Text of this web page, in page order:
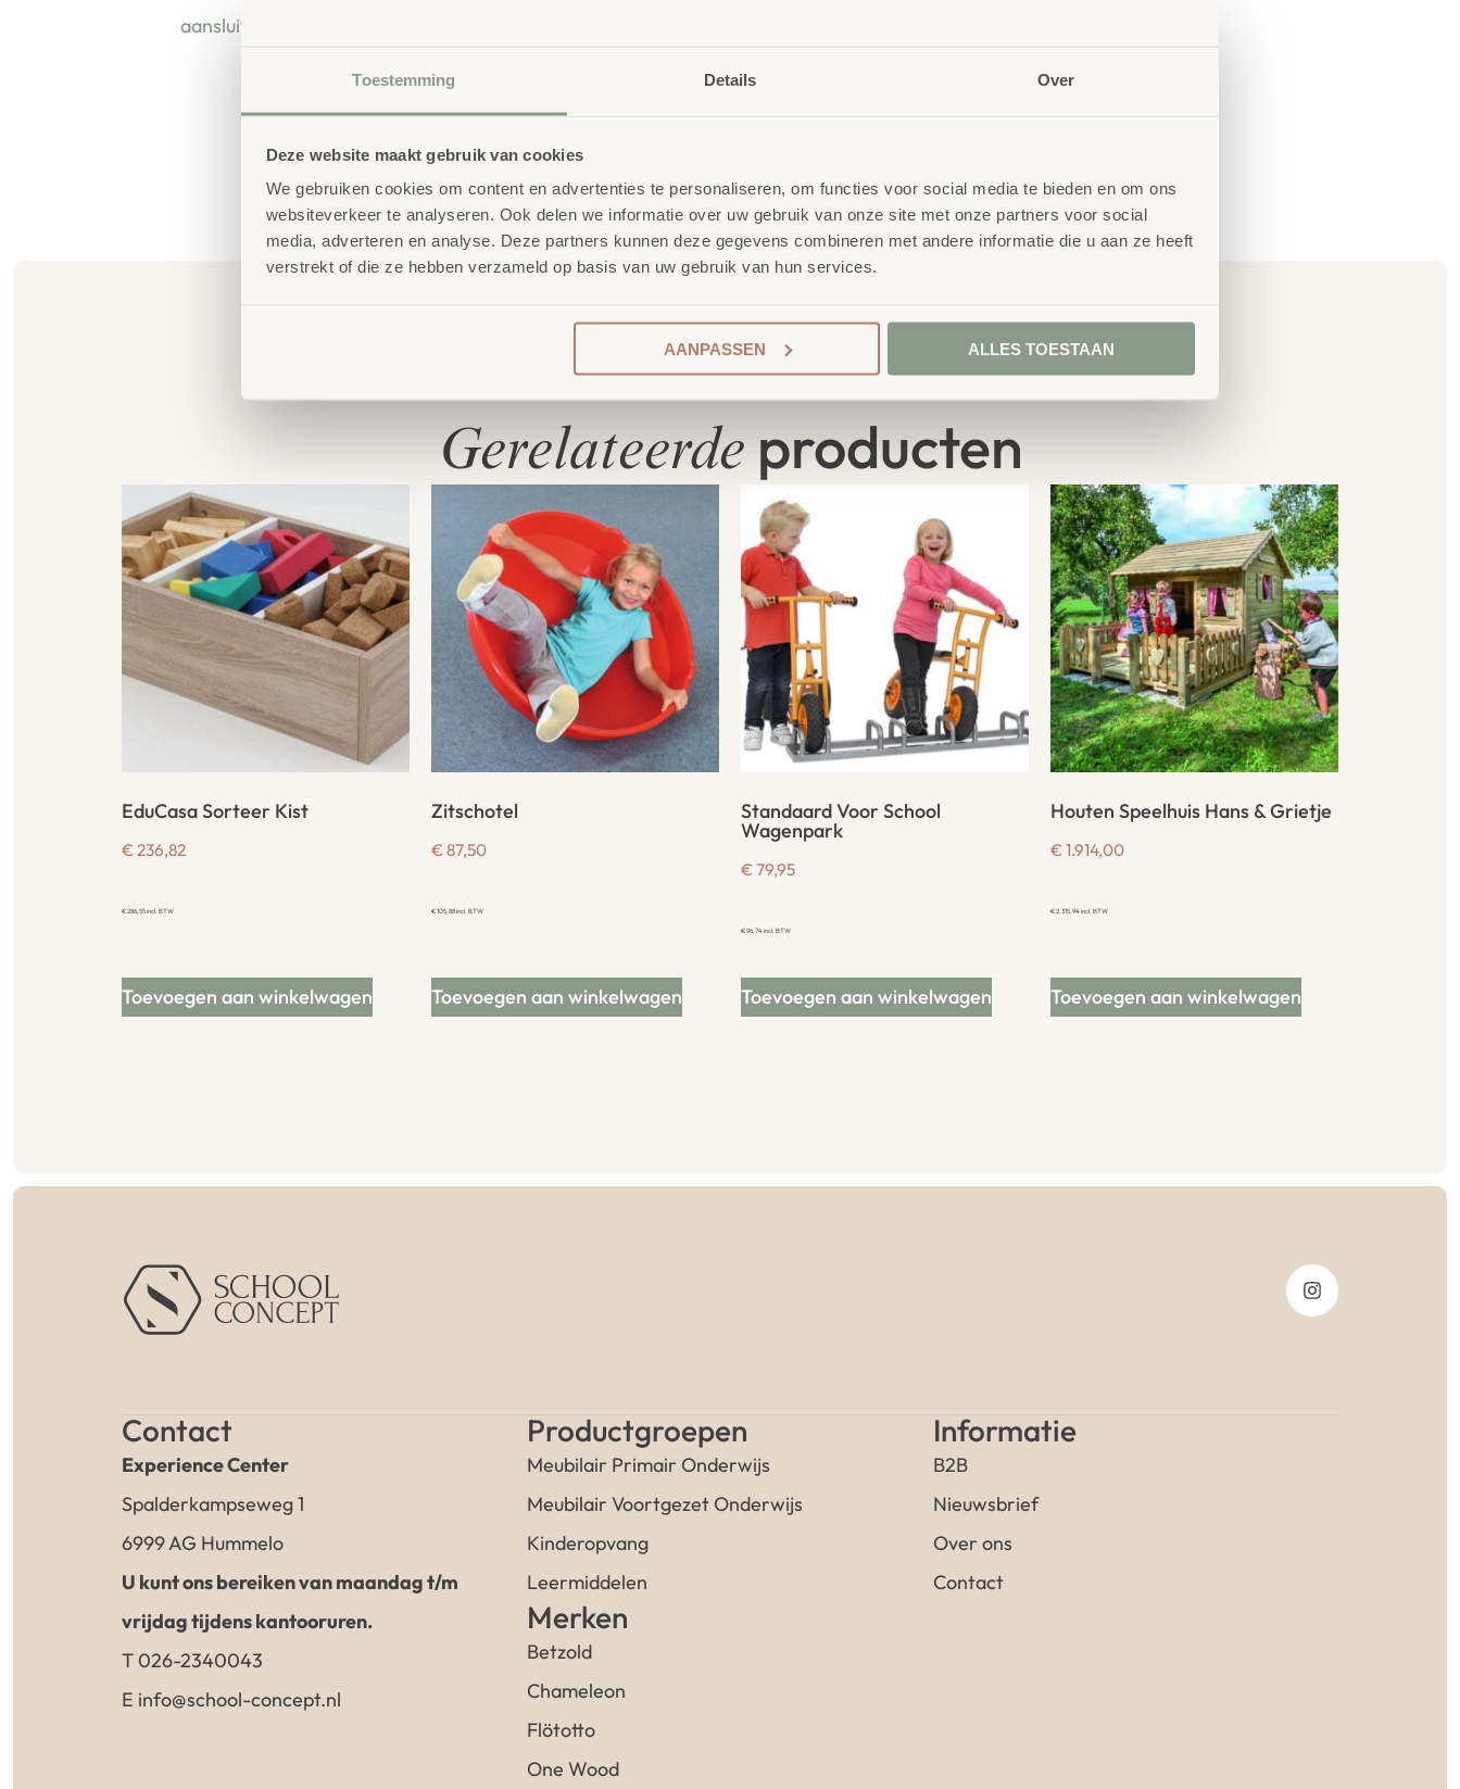
Toestemming Details Over
Deze website maakt gebruik van cookies
We gebruiken cookies om content en advertenties te personaliseren, om functies voor social media te bieden en om ons
websiteverkeer te analyseren. Ook delen we informatie over uw gebruik van onze site met onze partners voor social
media, adverteren en analyse. Deze partners kunnen deze gegevens combineren met andere informatie die u aan ze heeft
verstrekt of die ze hebben verzameld op basis van uw gebruik van hun services.
AANPASSEN ALLES TOESTAAN
aansluit bij de behoeften van kinderen én leerkrachten.
Gerelateerdeproducten
EduCasa Sorteer Kist
€ 236,82
€286,55incl. BTW
Toevoegen aan winkelwagen
Zitschotel
€ 87,50
€105,88incl. BTW
Toevoegen aan winkelwagen
Standaard Voor School
Wagenpark
€ 79,95
€96,74incl. BTW
Toevoegen aan winkelwagen
Houten Speelhuis Hans & Grietje
€ 1.914,00
€2.315,94incl. BTW
Toevoegen aan winkelwagen
Contact
Experience Center
Spalderkampseweg 1
6999 AG Hummelo
U kunt ons bereiken van maandag t/m
vrijdag tijdens kantooruren.
T 026-2340043
E info@school-concept.nl
Productgroepen
Meubilair Primair Onderwijs
Meubilair Voortgezet Onderwijs
Kinderopvang
Leermiddelen
Merken
Betzold
Chameleon
Flötotto
One Wood
Informatie
B2B
Nieuwsbrief
Over ons
Contact